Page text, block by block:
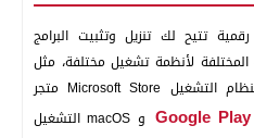
تتيح لك تنزيل وتثبيت البرامج
المختلفة لأنظمة تشغيل مختلفة، مثل
متجر Microsoft Store لنظام التشغيل Windows و App Store لنظام
Google